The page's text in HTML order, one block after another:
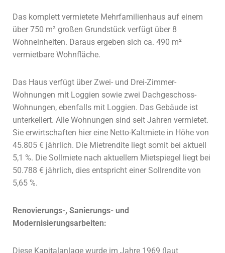
Das komplett vermietete Mehrfamilienhaus auf einem
über 750 m² großen Grundstück verfügt über 8
Wohneinheiten. Daraus ergeben sich ca. 490 m²
vermietbare Wohnfläche.
Das Haus verfügt über Zwei- und Drei-Zimmer-
Wohnungen mit Loggien sowie zwei Dachgeschoss-
Wohnungen, ebenfalls mit Loggien. Das Gebäude ist
unterkellert. Alle Wohnungen sind seit Jahren vermietet.
Sie erwirtschaften hier eine Netto-Kaltmiete in Höhe von
45.805 € jährlich. Die Mietrendite liegt somit bei aktuell
5,1 %. Die Sollmiete nach aktuellem Mietspiegel liegt bei
50.788 € jährlich, dies entspricht einer Sollrendite von
5,65 %.
Renovierungs-, Sanierungs- und
Modernisierungsarbeiten:
Diese Kapitalanlage wurde im Jahre 1969 (laut